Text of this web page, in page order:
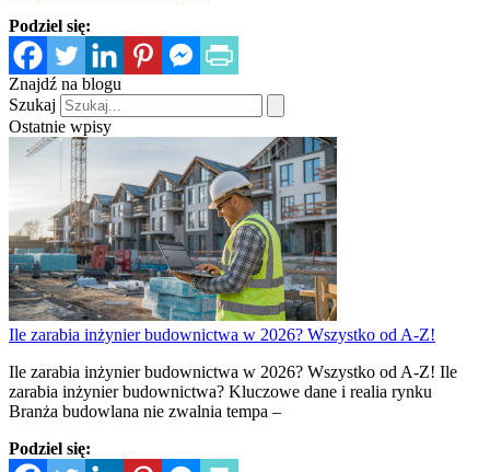
Podziel się:
Znajdź na blogu
Szukaj
Ostatnie wpisy
Ile zarabia inżynier budownictwa w 2026? Wszystko od A-Z!
Ile zarabia inżynier budownictwa w 2026? Wszystko od A-Z! Ile
zarabia inżynier budownictwa? Kluczowe dane i realia rynku
Branża budowlana nie zwalnia tempa –
Podziel się: